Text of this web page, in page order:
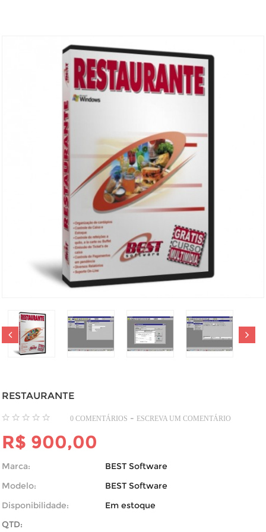
RESTAURANTE
0 COMENTÁRIOS - ESCREVA UM COMENTÁRIO
R$ 900,00
Marca:
BEST Software
Modelo:
BEST Software
Disponibilidade:
Em estoque
QTD: